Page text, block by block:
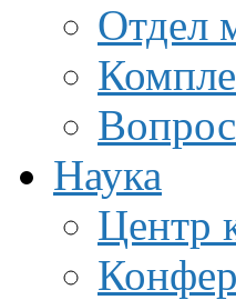
Отдел
Наука
Центр